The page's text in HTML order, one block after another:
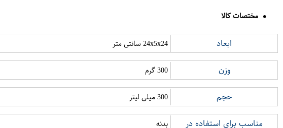
مختصات کالا
ابعاد 24x5x24 سانتی متر
وزن 300 گرم
حجم 300 میلی لیتر
مناسب برای استفاده در بدنه